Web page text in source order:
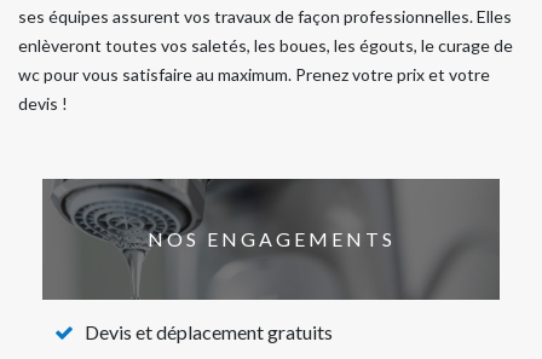
ses équipes assurent vos travaux de façon professionnelles. Elles
enlèveront toutes vos saletés, les boues, les égouts, le curage de
wc pour vous satisfaire au maximum. Prenez votre prix et votre
devis !
NOS ENGAGEMENTS
Devis et déplacement gratuits